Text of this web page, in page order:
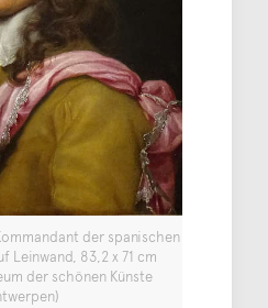
der spanischen
Leinwand, 83,2 x 71 cm
der schönen Künste